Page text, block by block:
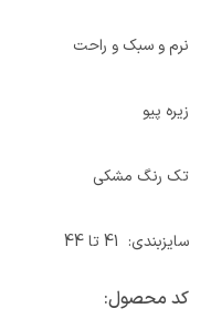
نرم و سبک و راحت
زیره پیو
تک رنگ مشکی
سایزبندی: 41 تا 44
کد محصول: